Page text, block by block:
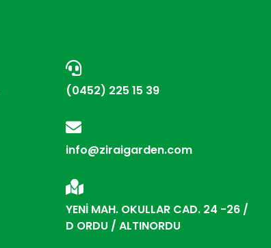
(0452) 225 15 39
info@ziraigarden.com
YENİ MAH. OKULLAR CAD. 24 -26 /
D ORDU / ALTINORDU